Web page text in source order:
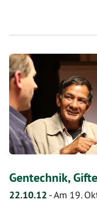
Gentechnik,
22.10.12 -Am 19.